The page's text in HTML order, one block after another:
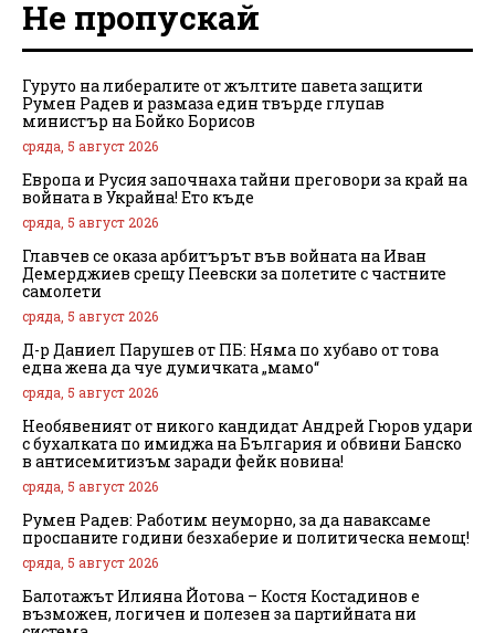
Не пропускай
Гуруто на либералите от жълтите павета защити
Румен Радев и размаза един твърде глупав
министър на Бойко Борисов
сряда, 5 август 2026
Европа и Русия започнаха тайни преговори за край на
войната в Украйна! Ето къде
сряда, 5 август 2026
Главчев се оказа арбитърът във войната на Иван
Демерджиев срещу Пеевски за полетите с частните
самолети
сряда, 5 август 2026
Д-р Даниел Парушев от ПБ: Няма по хубаво от това
една жена да чуе думичката „мамо“
сряда, 5 август 2026
Необявеният от никого кандидат Андрей Гюров удари
с бухалката по имиджа на България и обвини Банско
в антисемитизъм заради фейк новина!
сряда, 5 август 2026
Румен Радев: Работим неуморно, за да наваксаме
проспаните години безхаберие и политическа немощ!
сряда, 5 август 2026
Балотажът Илияна Йотова – Костя Костадинов е
възможен, логичен и полезен за партийната ни